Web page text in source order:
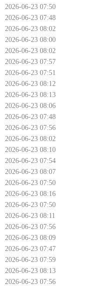
2026-06-23 07:50
2026-06-23 07:48
2026-06-23 08:02
2026-06-23 08:00
2026-06-23 08:02
2026-06-23 07:57
2026-06-23 07:51
2026-06-23 08:12
2026-06-23 08:13
2026-06-23 08:06
2026-06-23 07:48
2026-06-23 07:56
2026-06-23 08:02
2026-06-23 08:10
2026-06-23 07:54
2026-06-23 08:07
2026-06-23 07:50
2026-06-23 08:16
2026-06-23 07:50
2026-06-23 08:11
2026-06-23 07:56
2026-06-23 08:09
2026-06-23 07:47
2026-06-23 07:59
2026-06-23 08:13
2026-06-23 07:56